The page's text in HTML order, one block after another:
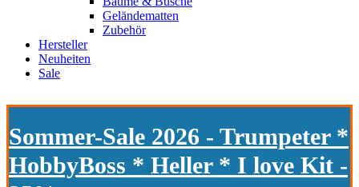
Geländematten
Zubehör
Hersteller
Neuheiten
Sale
Sommer-Sale 2026 - Trumpeter *
HobbyBoss * Heller * I love Kit -